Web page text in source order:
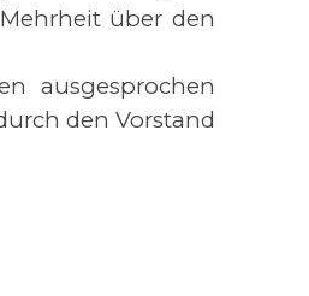
über den
ausgesprochen
den Vorstand